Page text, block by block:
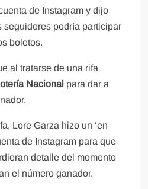
de Instagram y dijo
seguidores podría participar
boletos.
al tratarse de una rifa
Nacional para dar a
Lore Garza hizo un ‘en
de Instagram para que
detalle del momento
el número ganador.